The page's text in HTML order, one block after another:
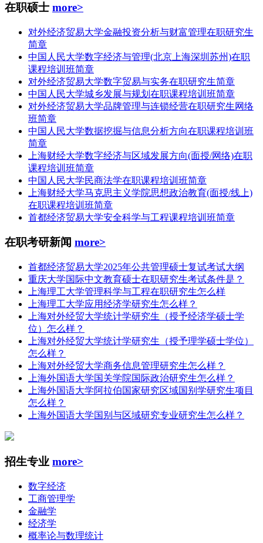
在职硕士 more>
对外经济贸易大学金融投资分析与财富管理在职研究生
简章
中国人民大学数字经济与管理(北京上海深圳苏州)在职
课程培训班简章
对外经济贸易大学数字贸易与实务在职研究生简章
中国人民大学城乡发展与规划在职课程培训班简章
对外经济贸易大学品牌管理与连锁经营在职研究生网络
班简章
中国人民大学数据挖掘与信息分析方向在职课程培训班
简章
上海财经大学数字经济与区域发展方向(面授/网络)在职
课程培训班简章
中国人民大学民商法学在职课程培训班简章
上海财经大学马克思主义学院思想政治教育(面授/线上)
在职课程培训班简章
首都经济贸易大学安全科学与工程课程培训班简章
在职考研新闻 more>
首都经济贸易大学2025年公共管理硕士复试考试大纲
重庆大学国际中文教育硕士在职研究生考试条件是？
上海理工大学管理科学与工程在职研究生怎么样
上海理工大学应用经济学研究生怎么样？
上海对外经贸大学统计学研究生（授予经济学硕士学
位）怎么样？
上海对外经贸大学统计学研究生（授予理学硕士学位）
怎么样？
上海对外经贸大学商务信息管理研究生怎么样？
上海外国语大学国关学院国际政治研究生怎么样？
上海外国语大学阿拉伯国家研究区域国别学研究生项目
怎么样？
上海外国语大学国别与区域研究专业研究生怎么样？
招生专业 more>
数字经济
工商管理学
金融学
经济学
概率论与数理统计